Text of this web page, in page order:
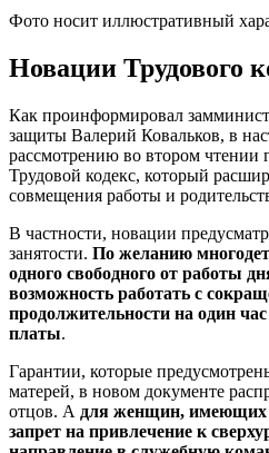
Фото носит иллюстративный
Новации Трудового
Как проинформировал
защиты Валерий Ковальков, в
рассмотрению во втором чтении
Трудовой кодекс, который
совмещения работы и
В частности, новации
занятости. По желанию
одного свободного от работы
возможность работать с
продолжительности на один
платы.
Гарантии, которые
матерей, в новом документе
отцов. А для женщин, имеющих
запрет на привлечение к